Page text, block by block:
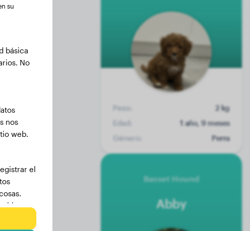
Peso:
2 kg
Edad:
1 año, 9 meses
Género:
Perra
Basset Hound
Abby
su
básica
No
nos
web.
el
sitios